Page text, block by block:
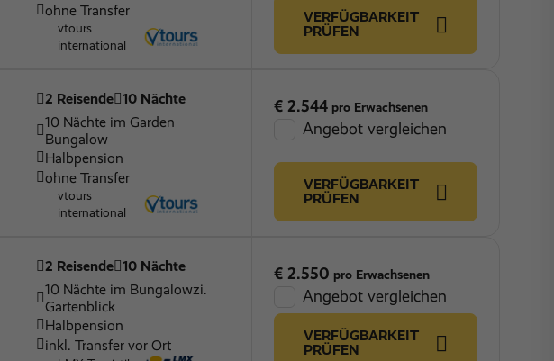
ohne Transfer
vtours
international
VERFÜGBARKEIT
PRÜFEN
2 Reisende 10 Nächte
10 Nächte im Garden
Bungalow
Halbpension
ohne Transfer
vtours
international
€ 2.544pro Erwachsenen
Angebot vergleichen
VERFÜGBARKEIT
PRÜFEN
2 Reisende 10 Nächte
10 Nächte im Bungalowzi.
Gartenblick
Halbpension
inkl. Transfer vor Ort
€ 2.550 pro Erwachsenen
Angebot vergleichen
VERFÜGBARKEIT
PRÜFEN